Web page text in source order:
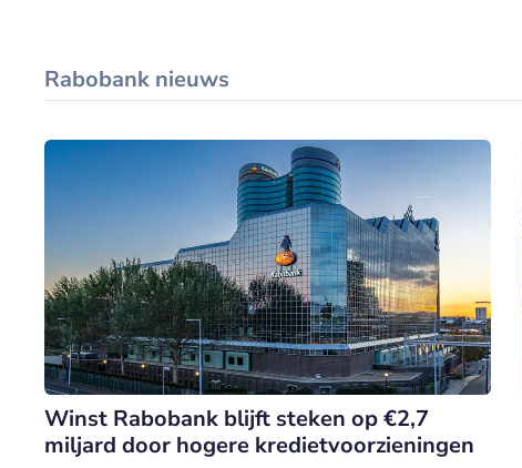
Rabobank nieuws
Winst Rabobank blijft steken op €2,7
miljard door hogere kredietvoorzieningen